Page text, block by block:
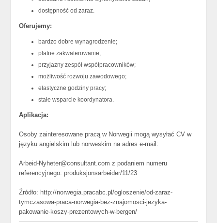
dostępność od zaraz.
Oferujemy:
bardzo dobre wynagrodzenie;
płatne zakwaterowanie;
przyjazny zespół współpracowników;
możliwość rozwoju zawodowego;
elastyczne godziny pracy;
stałe wsparcie koordynatora.
Aplikacja:
Osoby zainteresowane pracą w Norwegii mogą wysyłać CV w
języku angielskim lub norweskim na adres e-mail:
Arbeid-Nyheter@consultant.com z podaniem numeru
referencyjnego: produksjonsarbeider/11/23
Źródło: http://norwegia.pracabc.pl/ogloszenie/od-zaraz-
tymczasowa-praca-norwegia-bez-znajomosci-jezyka-
pakowanie-koszy-prezentowych-w-bergen/